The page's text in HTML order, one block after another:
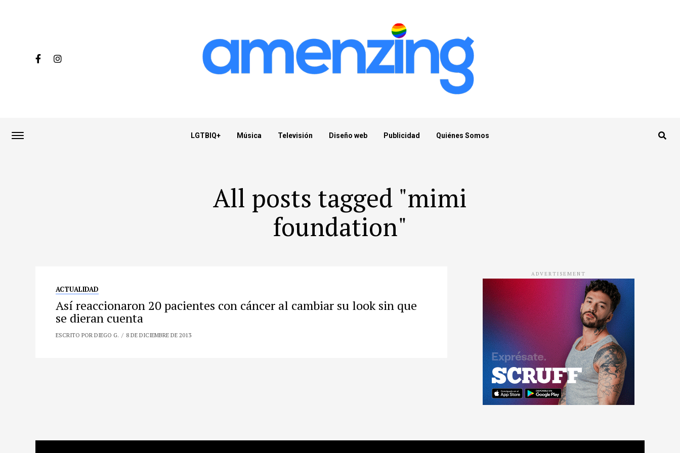
LGTBIQ+ Música Televisión Diseño web Publicidad Quiénes Somos
All posts tagged "mimi
foundation"
ACTUALIDAD
Así reaccionaron 20 pacientes con cáncer al cambiar su look sin que
se dieran cuenta
ESCRITO POR DIEGO G. 8 DE DICIEMBRE DE 2013
ADVERTISEMENT